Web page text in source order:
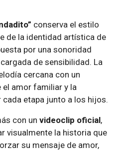
conserva el estilo
de la identidad artística de
por una sonoridad
de sensibilidad. La
cercana con un
el amor familiar y la
etapa junto a los hijos.
con un videoclip oficial,
visualmente la historia que
su mensaje de amor,